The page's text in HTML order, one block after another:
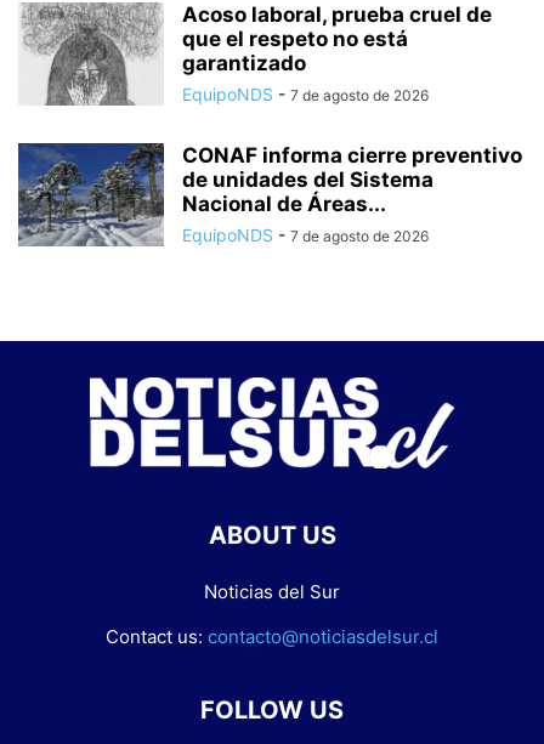
Acoso laboral, prueba cruel de
que el respeto no está
garantizado
EquipoNDS - 7 de agosto de 2026
CONAF informa cierre preventivo
de unidades del Sistema
Nacional de Áreas...
EquipoNDS - 7 de agosto de 2026
ABOUT US
Noticias del Sur
Contact us: contacto@noticiasdelsur.cl
FOLLOW US